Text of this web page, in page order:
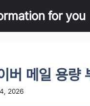
for you
버 메일 용량
2026